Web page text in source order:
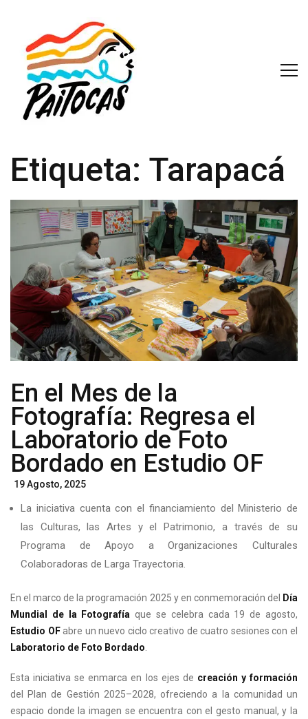
Etiqueta: Tarapacá
En el Mes de la
Fotografía: Regresa el
Laboratorio de Foto
Bordado en Estudio OF
Posted
19 Agosto, 2025
La iniciativa cuenta con el financiamiento del Ministerio de
las Culturas, las Artes y el Patrimonio, a través de su
Programa de Apoyo a Organizaciones Culturales
Colaboradoras de Larga Trayectoria.
En el marco de la programación 2025 y en conmemoración del Día
Mundial de la Fotografía que se celebra cada 19 de agosto,
Estudio OFabre un nuevo ciclo creativo de cuatro sesiones con el
Laboratorio de Foto Bordado
Esta iniciativa se enmarca en los ejes de creación y formación
del Plan de Gestión 2025–2028, ofreciendo a la comunidad un
espacio donde la imagen se encuentra con el gesto manual, y la